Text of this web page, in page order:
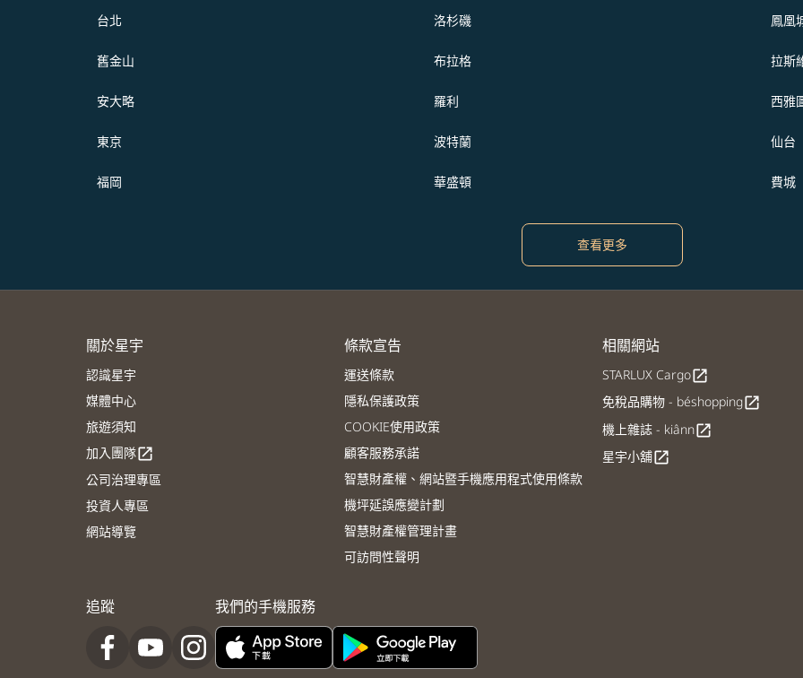
台北 洛杉磯 鳳凰
舊金山 布拉格 拉斯
安大略 羅利 西雅
東京 波特蘭 仙台
福岡 華盛頓 費城
查看更多
關於星宇
認識星宇
媒體中心
旅遊須知
加入團隊open_in_new
公司治理專區
投資人專區
網站導覽
條款宣告
運送條款
隱私保護政策
COOKIE使用政策
顧客服務承諾
智慧財產權、網站暨手機應用程式使用條款
機坪延誤應變計劃
智慧財產權管理計畫
可訪問性聲明
相關網站
STARLUX Cargoopen_in_new
免稅品購物 - béshoppingopen_in_new
機上雜誌 - kiânnopen_in_new
星宇小舖open_in_new
追蹤 我們的手機服務